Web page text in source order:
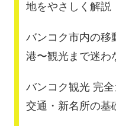
地をやさしく解説
バンコク市内の移
港〜観光まで迷わ
バンコク観光 完
交通・新名所の基